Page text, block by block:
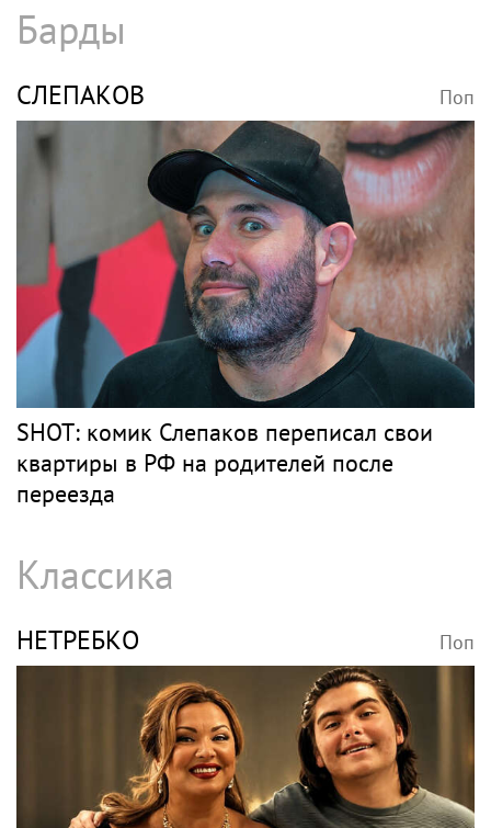
Барды
СЛЕПАКОВ Поп
SHOT: комик Слепаков переписал свои
квартиры в РФ на родителей после
переезда
Классика
НЕТРЕБКО Поп